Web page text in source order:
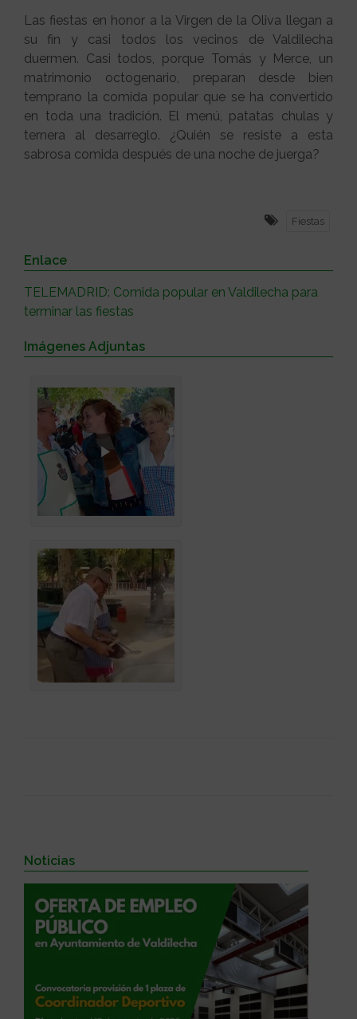
Las fiestas en honor a la Virgen de la Oliva llegan a
su fin y casi todos los vecinos de Valdilecha
duermen. Casi todos, porque Tomás y Merce, un
matrimonio octogenario, preparan desde bien
temprano la comida popular que se ha convertido
en toda una tradición. El menú, patatas chulas y
ternera al desarreglo. ¿Quién se resiste a esta
sabrosa comida después de una noche de juerga?
Fiestas
Enlace
TELEMADRID: Comida popular en Valdilecha para
terminar las fiestas
Imágenes Adjuntas
Noticias